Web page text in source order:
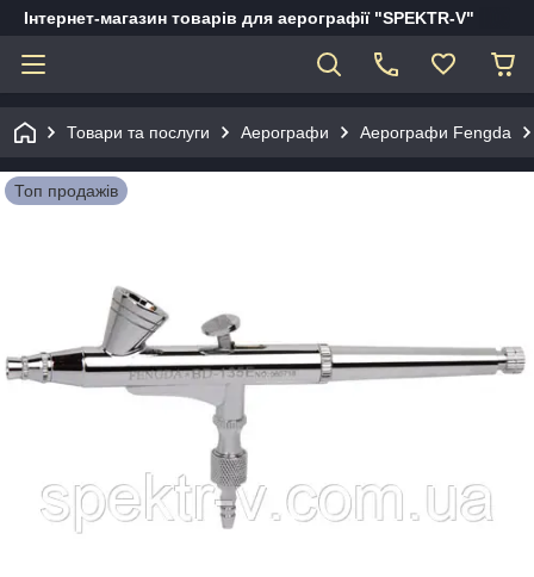
Інтернет-магазин товарів для аерографії "SPEKTR-V"
Товари та послуги Аерографи Аерографи Fengda
Топ продажів